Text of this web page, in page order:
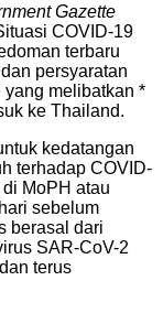
Gazette
COVID-19
terbaru
persyaratan
melibatkan *
ke Thailand.
kedatangan
terhadap COVID-
MoPH atau
sebelum
berasal dari
SAR-CoV-2
terus